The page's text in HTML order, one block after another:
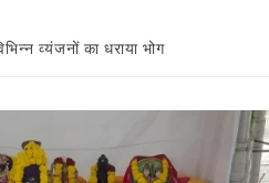
व्यंजनों का धराया भोग